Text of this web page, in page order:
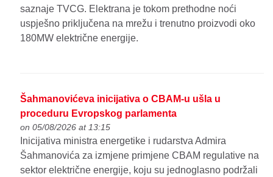
saznaje TVCG. Elektrana je tokom prethodne noći
uspješno priključena na mrežu i trenutno proizvodi oko
180MW električne energije.
Šahmanovićeva inicijativa o CBAM-u ušla u
proceduru Evropskog parlamenta
on 05/08/2026 at 13:15
Inicijativa ministra energetike i rudarstva Admira
Šahmanovića za izmjene primjene CBAM regulative na
sektor električne energije, koju su jednoglasno podržali